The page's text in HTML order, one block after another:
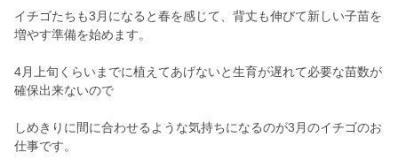
イチゴたちも3月になると春を感じて、背丈も伸びて新しい子苗を
増やす準備を始めます。
4月上旬くらいまでに植えてあげないと生育が遅れて必要な苗数が
確保出来ないので
しめきりに間に合わせるような気持ちになるのが3月のイチゴのお
仕事です。